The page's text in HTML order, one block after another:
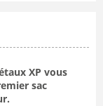
XP vous
sac